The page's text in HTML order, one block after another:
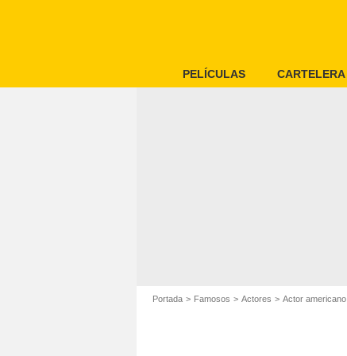
PELÍCULAS CARTELERA
Portada Famosos Actores Actor americano